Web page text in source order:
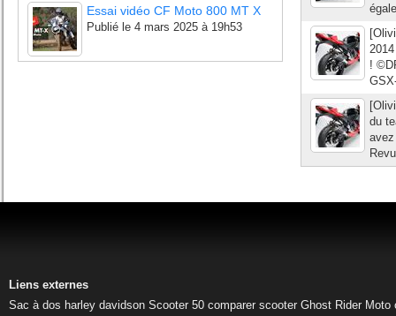
Essai vidéo CF Moto 800 MT X
Publié le 4 mars 2025 à 19h53
!
du
Liens externes
Sac à dos harley davidson Scooter 50 comparer scooter Ghost Rider Moto